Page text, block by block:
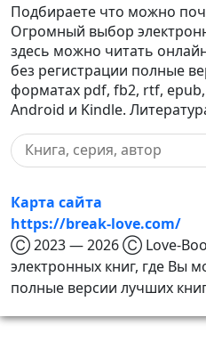
Подбираете что можно
Огромный выбор
здесь можно читать
без регистрации полные
форматах pdf, fb2, rtf,
Android и Kindle.
Карта сайта
https://break-love.com/
Ⓒ 2023 — 2026 Ⓒ Love-
электронных книг, где Вы
полные версии лучших